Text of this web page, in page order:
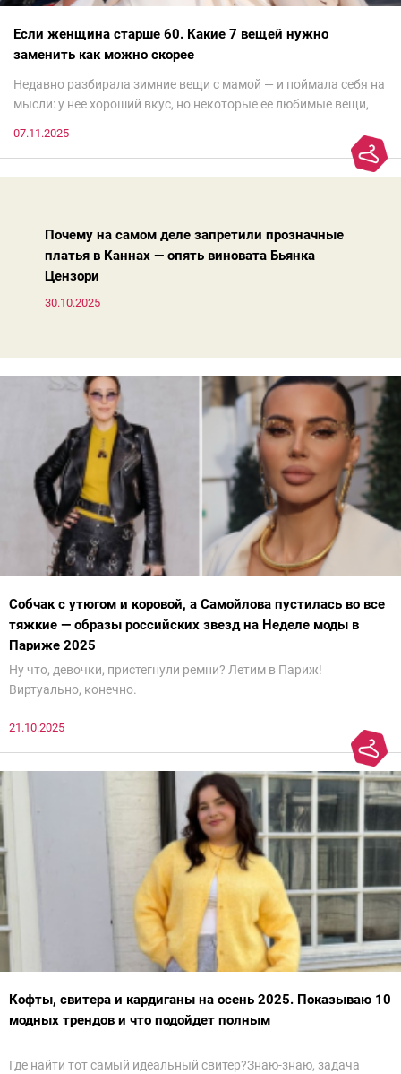
Если женщина старше 60. Какие 7 вещей нужно
заменить как можно скорее
Недавно разбирала зимние вещи с мамой — и поймала себя на
мысли: у нее хороший вкус, но некоторые ее любимые вещи,
добавляют ей лет.И проблема не в том, что они вышли из
моды. Вовсе нет.Проблема в том, что сама мода сделала шаг
07.11.2025
Почему на самом деле запретили прозначные
платья в Каннах — опять виновата Бьянка
Цензори
30.10.2025
Собчак с утюгом и коровой, а Самойлова пустилась во все
тяжкие — образы российских звезд на Неделе моды в
Париже 2025
Ну что, девочки, пристегнули ремни? Летим в Париж!
Виртуально, конечно.
21.10.2025
Кофты, свитера и кардиганы на осень 2025. Показываю 10
модных трендов и что подойдет полным
Где найти тот самый идеальный свитер?Знаю-знаю, задача